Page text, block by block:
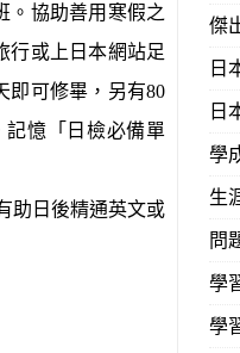
。協助善用寒假之
行或上日本網站足
即可修畢，另有80
記憶「日檢必備單
助日後精通英文或
傑
日
日
學
生
問
學
學